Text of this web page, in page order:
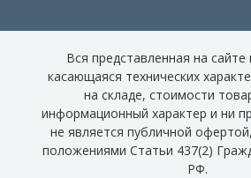
Вся представленная на
касающаяся технических
на складе, стоимости
информационный характер и ни
не является публичной
положениями Статьи 437(2)
РФ.